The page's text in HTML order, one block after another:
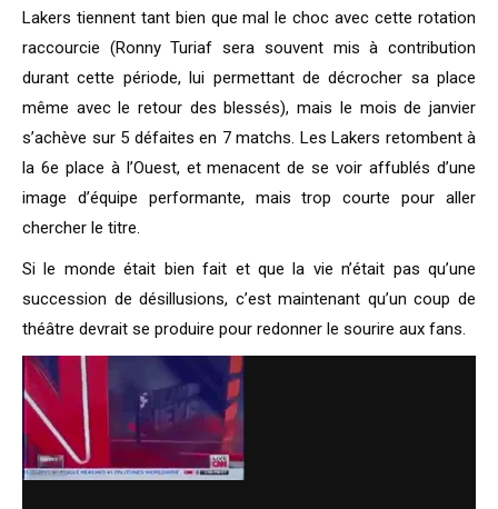
Lakers tiennent tant bien que mal le choc avec cette rotation
raccourcie (Ronny Turiaf sera souvent mis à contribution
durant cette période, lui permettant de décrocher sa place
même avec le retour des blessés), mais le mois de janvier
s’achève sur 5 défaites en 7 matchs. Les Lakers retombent à
la 6e place à l’Ouest, et menacent de se voir affublés d’une
image d’équipe performante, mais trop courte pour aller
chercher le titre.
Si le monde était bien fait et que la vie n’était pas qu’une
succession de désillusions, c’est maintenant qu’un coup de
théâtre devrait se produire pour redonner le sourire aux fans.